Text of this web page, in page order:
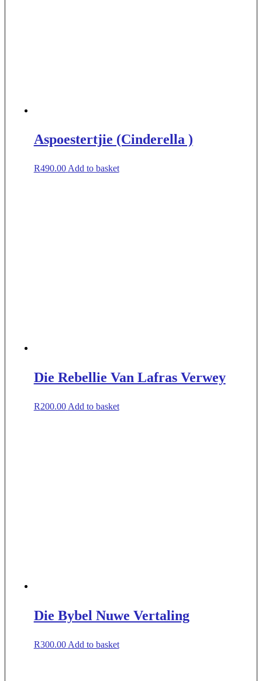
Aspoestertjie (Cinderella )
R490.00 Add to basket
Die Rebellie Van Lafras Verwey
R200.00 Add to basket
Die Bybel Nuwe Vertaling
R300.00 Add to basket